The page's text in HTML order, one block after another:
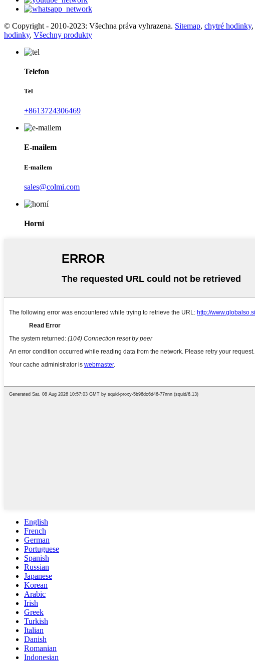
© Copyright - 2010-2023: Všechna práva vyhrazena. Sitemap, chytré hodinky,
hodinky, Všechny produkty
Telefon
Tel
+8613724306469
E-mailem
E-mailem
sales@colmi.com
Horní
English
French
German
Portuguese
Spanish
Russian
Japanese
Korean
Arabic
Irish
Greek
Turkish
Italian
Danish
Romanian
Indonesian